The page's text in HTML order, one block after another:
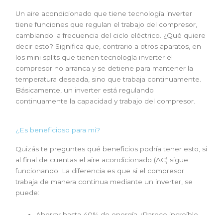
Un aire acondicionado que tiene tecnología inverter
tiene funciones que regulan el trabajo del compresor,
cambiando la frecuencia del ciclo eléctrico. ¿Qué quiere
decir esto? Significa que, contrario a otros aparatos, en
los mini splits que tienen tecnología inverter el
compresor no arranca y se detiene para mantener la
temperatura deseada, sino que trabaja continuamente.
Básicamente, un inverter está regulando
continuamente la capacidad y trabajo del compresor.
¿Es beneficioso para mi?
Quizás te preguntes qué beneficios podría tener esto, si
al final de cuentas el aire acondicionado (AC) sigue
funcionando. La diferencia es que si el compresor
trabaja de manera continua mediante un inverter, se
puede: